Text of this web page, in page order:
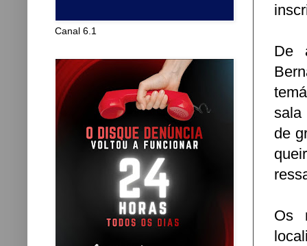
De
sala
de
Os
Canal 6.1